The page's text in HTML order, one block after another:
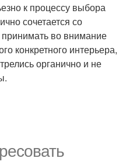
к процессу выбора
сочетается со
во внимание
конкретного интерьера,
органично и не